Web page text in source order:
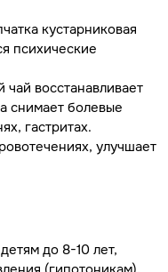
кустарниковая
психические
чай восстанавливает
снимает болевые
гастритах.
улучшает
до 8-10 лет,